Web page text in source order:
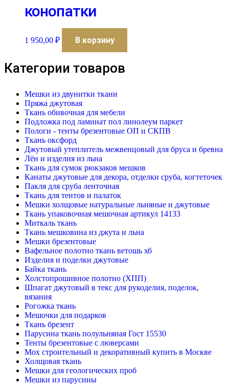
конопатки
1 950,00 ₽ В корзину
Категории товаров
Мешки из двунитки ткани
Пряжа джутовая
Ткань обивочная для мебели
Подложка под ламинат пол линолеум паркет
Пологи - тенты брезентовые ОП и СКПВ
Ткань оксфорд
Джутовый утеплитель межвенцовый для бруса и бревна
Лён и изделия из льна
Ткань для сумок рюкзаков мешков
Канаты джутовые для декора, отделки сруба, когтеточек
Пакля для сруба ленточная
Ткань для тентов и палаток
Мешки холщовые натуральные льняные и джутовые
Ткань упаковочная мешочная артикул 14133
Миткаль ткань
Ткань мешковина из джута и льна
Мешки брезентовые
Вафельное полотно ткань ветошь хб
Изделия и поделки джутовые
Байка ткань
Холстопрошивное полотно (ХПП)
Шпагат джутовый в текс для рукоделия, поделок,
вязания
Рогожка ткань
Мешочки для подарков
Ткань брезент
Парусина ткань полульняная Гост 15530
Тенты брезентовые с люверсами
Мох строительный и декоративный купить в Москве
Холщовая ткань
Мешки для геологических проб
Мешки из парусины